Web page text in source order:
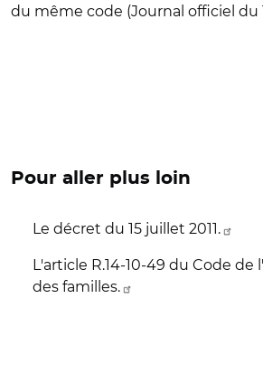
du même code (Journal officiel du
Pour aller plus loin
Le décret du 15 juillet 2011.
L'article R.14-10-49 du Code de
des familles.